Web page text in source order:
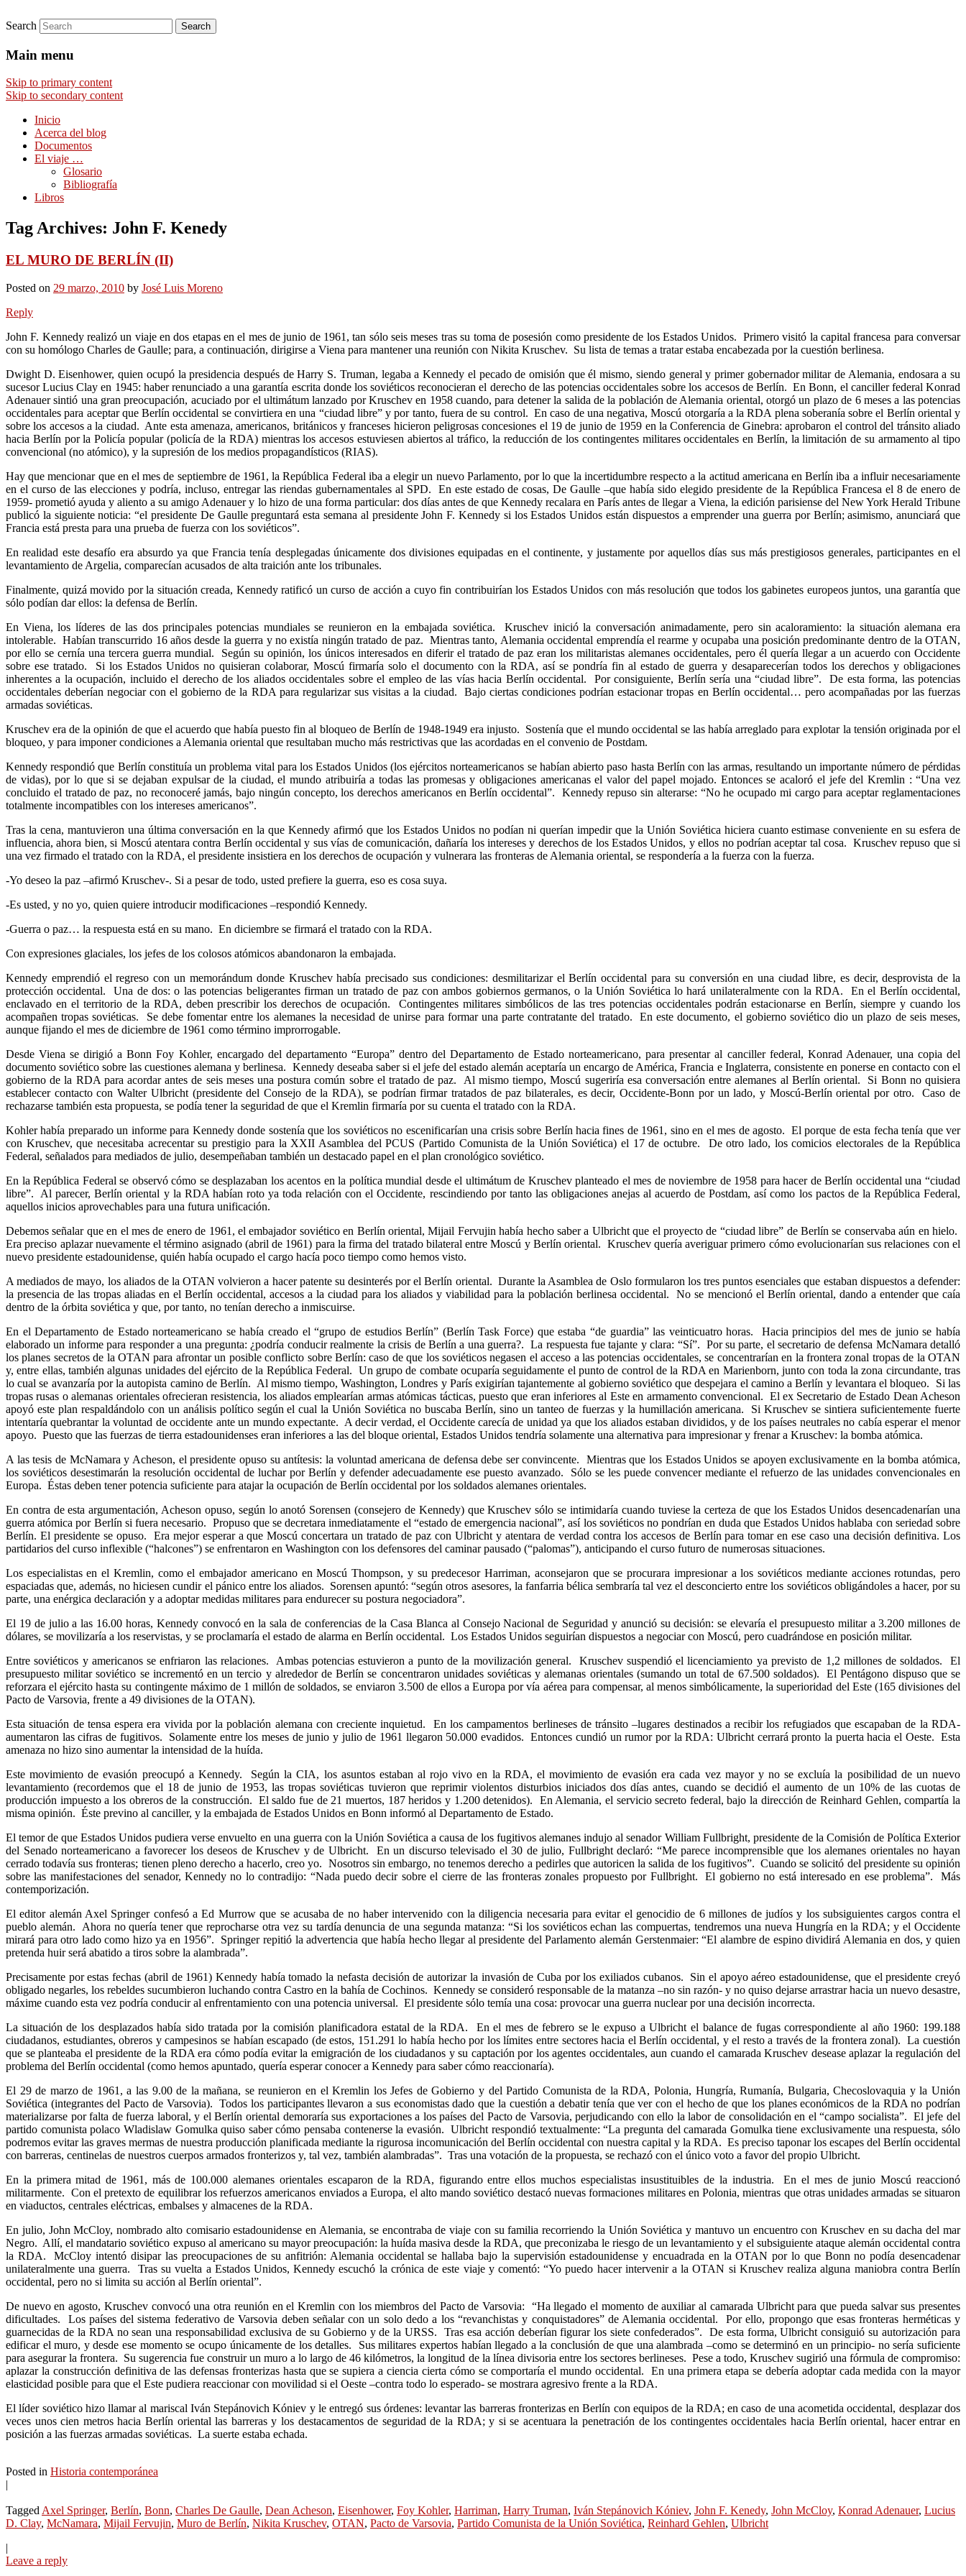
Afán por saber
Comentarios sobre aspectos interesantes y sorprendentes del mundo que nos rodea
Search
Main menu
Skip to primary content
Skip to secondary content
Inicio
Acerca del blog
Documentos
El viaje …
Glosario
Bibliografía
Libros
Tag Archives: John F. Kenedy
EL MURO DE BERLÍN (II)
Posted on 29 marzo, 2010 by José Luis Moreno
Reply
John F. Kennedy realizó un viaje en dos etapas en el mes de junio de 1961, tan sólo seis meses tras su toma de posesión como presidente de los Estados Unidos. Primero visitó la capital francesa para conversar
con su homólogo Charles de Gaulle; para, a continuación, dirigirse a Viena para mantener una reunión con Nikita Kruschev. Su lista de temas a tratar estaba encabezada por la cuestión berlinesa.
Dwight D. Eisenhower, quien ocupó la presidencia después de Harry S. Truman, legaba a Kennedy el pecado de omisión que él mismo, siendo general y primer gobernador militar de Alemania, endosara a su
sucesor Lucius Clay en 1945: haber renunciado a una garantía escrita donde los soviéticos reconocieran el derecho de las potencias occidentales sobre los accesos de Berlín. En Bonn, el canciller federal Konrad
Adenauer sintió una gran preocupación, acuciado por el ultimátum lanzado por Kruschev en 1958 cuando, para detener la salida de la población de Alemania oriental, otorgó un plazo de 6 meses a las potencias
occidentales para aceptar que Berlín occidental se convirtiera en una “ciudad libre” y por tanto, fuera de su control. En caso de una negativa, Moscú otorgaría a la RDA plena soberanía sobre el Berlín oriental y
sobre los accesos a la ciudad. Ante esta amenaza, americanos, británicos y franceses hicieron peligrosas concesiones el 19 de junio de 1959 en la Conferencia de Ginebra: aprobaron el control del tránsito aliado
hacia Berlín por la Policía popular (policía de la RDA) mientras los accesos estuviesen abiertos al tráfico, la reducción de los contingentes militares occidentales en Berlín, la limitación de su armamento al tipo
convencional (no atómico), y la supresión de los medios propagandísticos (RIAS).
Hay que mencionar que en el mes de septiembre de 1961, la República Federal iba a elegir un nuevo Parlamento, por lo que la incertidumbre respecto a la actitud americana en Berlín iba a influir necesariamente
en el curso de las elecciones y podría, incluso, entregar las riendas gubernamentales al SPD. En este estado de cosas, De Gaulle –que había sido elegido presidente de la República Francesa el 8 de enero de
1959- prometió ayuda y aliento a su amigo Adenauer y lo hizo de una forma particular: dos días antes de que Kennedy recalara en París antes de llegar a Viena, la edición parisiense del New York Herald Tribune
publicó la siguiente noticia: “el presidente De Gaulle preguntará esta semana al presidente John F. Kennedy si los Estados Unidos están dispuestos a emprender una guerra por Berlín; asimismo, anunciará que
Francia está presta para una prueba de fuerza con los soviéticos”.
En realidad este desafío era absurdo ya que Francia tenía desplegadas únicamente dos divisiones equipadas en el continente, y justamente por aquellos días sus más prestigiosos generales, participantes en el
levantamiento de Argelia, comparecían acusados de alta traición ante los tribunales.
Finalmente, quizá movido por la situación creada, Kennedy ratificó un curso de acción a cuyo fin contribuirían los Estados Unidos con más resolución que todos los gabinetes europeos juntos, una garantía que
sólo podían dar ellos: la defensa de Berlín.
En Viena, los líderes de las dos principales potencias mundiales se reunieron en la embajada soviética. Kruschev inició la conversación animadamente, pero sin acaloramiento: la situación alemana era
intolerable. Habían transcurrido 16 años desde la guerra y no existía ningún tratado de paz. Mientras tanto, Alemania occidental emprendía el rearme y ocupaba una posición predominante dentro de la OTAN,
por ello se cernía una tercera guerra mundial. Según su opinión, los únicos interesados en diferir el tratado de paz eran los militaristas alemanes occidentales, pero él quería llegar a un acuerdo con Occidente
sobre ese tratado. Si los Estados Unidos no quisieran colaborar, Moscú firmaría solo el documento con la RDA, así se pondría fin al estado de guerra y desaparecerían todos los derechos y obligaciones
inherentes a la ocupación, incluido el derecho de los aliados occidentales sobre el empleo de las vías hacia Berlín occidental. Por consiguiente, Berlín sería una “ciudad libre”. De esta forma, las potencias
occidentales deberían negociar con el gobierno de la RDA para regularizar sus visitas a la ciudad. Bajo ciertas condiciones podrían estacionar tropas en Berlín occidental… pero acompañadas por las fuerzas
armadas soviéticas.
Kruschev era de la opinión de que el acuerdo que había puesto fin al bloqueo de Berlín de 1948-1949 era injusto. Sostenía que el mundo occidental se las había arreglado para explotar la tensión originada por el
bloqueo, y para imponer condiciones a Alemania oriental que resultaban mucho más restrictivas que las acordadas en el convenio de Postdam.
Kennedy respondió que Berlín constituía un problema vital para los Estados Unidos (los ejércitos norteamericanos se habían abierto paso hasta Berlín con las armas, resultando un importante número de pérdidas
de vidas), por lo que si se dejaban expulsar de la ciudad, el mundo atribuiría a todas las promesas y obligaciones americanas el valor del papel mojado. Entonces se acaloró el jefe del Kremlin : “Una vez
concluido el tratado de paz, no reconoceré jamás, bajo ningún concepto, los derechos americanos en Berlín occidental”. Kennedy repuso sin alterarse: “No he ocupado mi cargo para aceptar reglamentaciones
totalmente incompatibles con los intereses americanos”.
Tras la cena, mantuvieron una última conversación en la que Kennedy afirmó que los Estados Unidos no podían ni querían impedir que la Unión Soviética hiciera cuanto estimase conveniente en su esfera de
influencia, ahora bien, si Moscú atentara contra Berlín occidental y sus vías de comunicación, dañaría los intereses y derechos de los Estados Unidos, y ellos no podrían aceptar tal cosa. Kruschev repuso que si
una vez firmado el tratado con la RDA, el presidente insistiera en los derechos de ocupación y vulnerara las fronteras de Alemania oriental, se respondería a la fuerza con la fuerza.
-Yo deseo la paz –afirmó Kruschev-. Si a pesar de todo, usted prefiere la guerra, eso es cosa suya.
-Es usted, y no yo, quien quiere introducir modificaciones –respondió Kennedy.
-Guerra o paz… la respuesta está en su mano. En diciembre se firmará el tratado con la RDA.
Con expresiones glaciales, los jefes de los colosos atómicos abandonaron la embajada.
Kennedy emprendió el regreso con un memorándum donde Kruschev había precisado sus condiciones: desmilitarizar el Berlín occidental para su conversión en una ciudad libre, es decir, desprovista de la
protección occidental. Una de dos: o las potencias beligerantes firman un tratado de paz con ambos gobiernos germanos, o la Unión Soviética lo hará unilateralmente con la RDA. En el Berlín occidental,
enclavado en el territorio de la RDA, deben prescribir los derechos de ocupación. Contingentes militares simbólicos de las tres potencias occidentales podrán estacionarse en Berlín, siempre y cuando los
acompañen tropas soviéticas. Se debe fomentar entre los alemanes la necesidad de unirse para formar una parte contratante del tratado. En este documento, el gobierno soviético dio un plazo de seis meses,
aunque fijando el mes de diciembre de 1961 como término improrrogable.
Desde Viena se dirigió a Bonn Foy Kohler, encargado del departamento “Europa” dentro del Departamento de Estado norteamericano, para presentar al canciller federal, Konrad Adenauer, una copia del
documento soviético sobre las cuestiones alemana y berlinesa. Kennedy deseaba saber si el jefe del estado alemán aceptaría un encargo de América, Francia e Inglaterra, consistente en ponerse en contacto con el
gobierno de la RDA para acordar antes de seis meses una postura común sobre el tratado de paz. Al mismo tiempo, Moscú sugeriría esa conversación entre alemanes al Berlín oriental. Si Bonn no quisiera
establecer contacto con Walter Ulbricht (presidente del Consejo de la RDA), se podrían firmar tratados de paz bilaterales, es decir, Occidente-Bonn por un lado, y Moscú-Berlín oriental por otro. Caso de
rechazarse también esta propuesta, se podía tener la seguridad de que el Kremlin firmaría por su cuenta el tratado con la RDA.
Kohler había preparado un informe para Kennedy donde sostenía que los soviéticos no escenificarían una crisis sobre Berlín hacia fines de 1961, sino en el mes de agosto. El porque de esta fecha tenía que ver
con Kruschev, que necesitaba acrecentar su prestigio para la XXII Asamblea del PCUS (Partido Comunista de la Unión Soviética) el 17 de octubre. De otro lado, los comicios electorales de la República
Federal, señalados para mediados de julio, desempeñaban también un destacado papel en el plan cronológico soviético.
En la República Federal se observó cómo se desplazaban los acentos en la política mundial desde el ultimátum de Kruschev planteado el mes de noviembre de 1958 para hacer de Berlín occidental una “ciudad
libre”. Al parecer, Berlín oriental y la RDA habían roto ya toda relación con el Occidente, rescindiendo por tanto las obligaciones anejas al acuerdo de Postdam, así como los pactos de la República Federal,
aquellos inicios aprovechables para una futura unificación.
Debemos señalar que en el mes de enero de 1961, el embajador soviético en Berlín oriental, Mijail Fervujin había hecho saber a Ulbricht que el proyecto de “ciudad libre” de Berlín se conservaba aún en hielo.
Era preciso aplazar nuevamente el término asignado (abril de 1961) para la firma del tratado bilateral entre Moscú y Berlín oriental. Kruschev quería averiguar primero cómo evolucionarían sus relaciones con el
nuevo presidente estadounidense, quién había ocupado el cargo hacía poco tiempo como hemos visto.
A mediados de mayo, los aliados de la OTAN volvieron a hacer patente su desinterés por el Berlín oriental. Durante la Asamblea de Oslo formularon los tres puntos esenciales que estaban dispuestos a defender:
la presencia de las tropas aliadas en el Berlín occidental, accesos a la ciudad para los aliados y viabilidad para la población berlinesa occidental. No se mencionó el Berlín oriental, dando a entender que caía
dentro de la órbita soviética y que, por tanto, no tenían derecho a inmiscuirse.
En el Departamento de Estado norteamericano se había creado el “grupo de estudios Berlín” (Berlín Task Force) que estaba “de guardia” las veinticuatro horas. Hacia principios del mes de junio se había
elaborado un informe para responder a una pregunta: ¿podría conducir realmente la crisis de Berlín a una guerra?. La respuesta fue tajante y clara: “Sí”. Por su parte, el secretario de defensa McNamara detalló
los planes secretos de la OTAN para afrontar un posible conflicto sobre Berlín: caso de que los soviéticos negasen el acceso a las potencias occidentales, se concentrarían en la frontera zonal tropas de la OTAN
y, entre ellas, también algunas unidades del ejército de la República Federal. Un grupo de combate ocuparía seguidamente el punto de control de la RDA en Marienborn, junto con toda la zona circundante, tras
lo cual se avanzaría por la autopista camino de Berlín. Al mismo tiempo, Washington, Londres y París exigirían tajantemente al gobierno soviético que despejara el camino a Berlín y levantara el bloqueo. Si las
tropas rusas o alemanas orientales ofrecieran resistencia, los aliados emplearían armas atómicas tácticas, puesto que eran inferiores al Este en armamento convencional. El ex Secretario de Estado Dean Acheson
apoyó este plan respaldándolo con un análisis político según el cual la Unión Soviética no buscaba Berlín, sino un tanteo de fuerzas y la humillación americana. Si Kruschev se sintiera suficientemente fuerte
intentaría quebrantar la voluntad de occidente ante un mundo expectante. A decir verdad, el Occidente carecía de unidad ya que los aliados estaban divididos, y de los países neutrales no cabía esperar el menor
apoyo. Puesto que las fuerzas de tierra estadounidenses eran inferiores a las del bloque oriental, Estados Unidos tendría solamente una alternativa para impresionar y frenar a Kruschev: la bomba atómica.
A las tesis de McNamara y Acheson, el presidente opuso su antítesis: la voluntad americana de defensa debe ser convincente. Mientras que los Estados Unidos se apoyen exclusivamente en la bomba atómica,
los soviéticos desestimarán la resolución occidental de luchar por Berlín y defender adecuadamente ese puesto avanzado. Sólo se les puede convencer mediante el refuerzo de las unidades convencionales en
Europa. Éstas deben tener potencia suficiente para atajar la ocupación de Berlín occidental por los soldados alemanes orientales.
En contra de esta argumentación, Acheson opuso, según lo anotó Sorensen (consejero de Kennedy) que Kruschev sólo se intimidaría cuando tuviese la certeza de que los Estados Unidos desencadenarían una
guerra atómica por Berlín si fuera necesario. Propuso que se decretara inmediatamente el “estado de emergencia nacional”, así los soviéticos no pondrían en duda que Estados Unidos hablaba con seriedad sobre
Berlín. El presidente se opuso. Era mejor esperar a que Moscú concertara un tratado de paz con Ulbricht y atentara de verdad contra los accesos de Berlín para tomar en ese caso una decisión definitiva.Los
partidarios del curso inflexible (“halcones”) se enfrentaron en Washington con los defensores del caminar pausado (“palomas”), anticipando el curso futuro de numerosas situaciones.
Los especialistas en el Kremlin, como el embajador americano en Moscú Thompson, y su predecesor Harriman, aconsejaron que se procurara impresionar a los soviéticos mediante acciones rotundas, pero
espaciadas que, además, no hiciesen cundir el pánico entre los aliados. Sorensen apuntó: “según otros asesores, la fanfarria bélica sembraría tal vez el desconcierto entre los soviéticos obligándoles a hacer, por su
parte, una enérgica declaración y a adoptar medidas militares para endurecer su postura negociadora”.
El 19 de julio a las 16.00 horas, Kennedy convocó en la sala de conferencias de la Casa Blanca al Consejo Nacional de Seguridad y anunció su decisión: se elevaría el presupuesto militar a 3.200 millones de
dólares, se movilizaría a los reservistas, y se proclamaría el estado de alarma en Berlín occidental. Los Estados Unidos seguirían dispuestos a negociar con Moscú, pero cuadrándose en posición militar.
Entre soviéticos y americanos se enfriaron las relaciones. Ambas potencias estuvieron a punto de la movilización general. Kruschev suspendió el licenciamiento ya previsto de 1,2 millones de soldados. El
presupuesto militar soviético se incrementó en un tercio y alrededor de Berlín se concentraron unidades soviéticas y alemanas orientales (sumando un total de 67.500 soldados). El Pentágono dispuso que se
reforzara el ejército hasta su contingente máximo de 1 millón de soldados, se enviaron 3.500 de ellos a Europa por vía aérea para compensar, al menos simbólicamente, la superioridad del Este (165 divisiones del
Pacto de Varsovia, frente a 49 divisiones de la OTAN).
Esta situación de tensa espera era vivida por la población alemana con creciente inquietud. En los campamentos berlineses de tránsito –lugares destinados a recibir los refugiados que escapaban de la RDA-
aumentaron las cifras de fugitivos. Solamente entre los meses de junio y julio de 1961 llegaron 50.000 evadidos. Entonces cundió un rumor por la RDA: Ulbricht cerrará pronto la puerta hacia el Oeste. Esta
amenaza no hizo sino aumentar la intensidad de la huída.
Este movimiento de evasión preocupó a Kennedy. Según la CIA, los asuntos estaban al rojo vivo en la RDA, el movimiento de evasión era cada vez mayor y no se excluía la posibilidad de un nuevo
levantamiento (recordemos que el 18 de junio de 1953, las tropas soviéticas tuvieron que reprimir violentos disturbios iniciados dos días antes, cuando se decidió el aumento de un 10% de las cuotas de
producción impuesto a los obreros de la construcción. El saldo fue de 21 muertos, 187 heridos y 1.200 detenidos). En Alemania, el servicio secreto federal, bajo la dirección de Reinhard Gehlen, compartía la
misma opinión. Éste previno al canciller, y la embajada de Estados Unidos en Bonn informó al Departamento de Estado.
El temor de que Estados Unidos pudiera verse envuelto en una guerra con la Unión Soviética a causa de los fugitivos alemanes indujo al senador William Fullbright, presidente de la Comisión de Política Exterior
del Senado norteamericano a favorecer los deseos de Kruschev y de Ulbricht. En un discurso televisado el 30 de julio, Fullbright declaró: “Me parece incomprensible que los alemanes orientales no hayan
cerrado todavía sus fronteras; tienen pleno derecho a hacerlo, creo yo. Nosotros sin embargo, no tenemos derecho a pedirles que autoricen la salida de los fugitivos”. Cuando se solicitó del presidente su opinión
sobre las manifestaciones del senador, Kennedy no lo contradijo: “Nada puedo decir sobre el cierre de las fronteras zonales propuesto por Fullbright. El gobierno no está interesado en ese problema”. Más
contemporización.
El editor alemán Axel Springer confesó a Ed Murrow que se acusaba de no haber intervenido con la diligencia necesaria para evitar el genocidio de 6 millones de judíos y los subsiguientes cargos contra el
pueblo alemán. Ahora no quería tener que reprocharse otra vez su tardía denuncia de una segunda matanza: “Si los soviéticos echan las compuertas, tendremos una nueva Hungría en la RDA; y el Occidente
mirará para otro lado como hizo ya en 1956”. Springer repitió la advertencia que había hecho llegar al presidente del Parlamento alemán Gerstenmaier: “El alambre de espino dividirá Alemania en dos, y quien
pretenda huir será abatido a tiros sobre la alambrada”.
Precisamente por estas fechas (abril de 1961) Kennedy había tomado la nefasta decisión de autorizar la invasión de Cuba por los exiliados cubanos. Sin el apoyo aéreo estadounidense, que el presidente creyó
obligado negarles, los rebeldes sucumbieron luchando contra Castro en la bahía de Cochinos. Kennedy se consideró responsable de la matanza –no sin razón- y no quiso dejarse arrastrar hacia un nuevo desastre,
máxime cuando esta vez podría conducir al enfrentamiento con una potencia universal. El presidente sólo temía una cosa: provocar una guerra nuclear por una decisión incorrecta.
La situación de los desplazados había sido tratada por la comisión planificadora estatal de la RDA. En el mes de febrero se le expuso a Ulbricht el balance de fugas correspondiente al año 1960: 199.188
ciudadanos, estudiantes, obreros y campesinos se habían escapado (de estos, 151.291 lo había hecho por los límites entre sectores hacia el Berlín occidental, y el resto a través de la frontera zonal). La cuestión
que se planteaba el presidente de la RDA era cómo podía evitar la emigración de los ciudadanos y su captación por los agentes occidentales, aun cuando el camarada Kruschev desease aplazar la regulación del
problema del Berlín occidental (como hemos apuntado, quería esperar conocer a Kennedy para saber cómo reaccionaría).
El 29 de marzo de 1961, a las 9.00 de la mañana, se reunieron en el Kremlin los Jefes de Gobierno y del Partido Comunista de la RDA, Polonia, Hungría, Rumanía, Bulgaria, Checoslovaquia y la Unión
Soviética (integrantes del Pacto de Varsovia). Todos los participantes llevaron a sus economistas dado que la cuestión a debatir tenía que ver con el hecho de que los planes económicos de la RDA no podrían
materializarse por falta de fuerza laboral, y el Berlín oriental demoraría sus exportaciones a los países del Pacto de Varsovia, perjudicando con ello la labor de consolidación en el “campo socialista”. El jefe del
partido comunista polaco Wladislaw Gomulka quiso saber cómo pensaba contenerse la evasión. Ulbricht respondió textualmente: “La pregunta del camarada Gomulka tiene exclusivamente una respuesta, sólo
podremos evitar las graves mermas de nuestra producción planificada mediante la rigurosa incomunicación del Berlín occidental con nuestra capital y la RDA. Es preciso taponar los escapes del Berlín occidental
con barreras, centinelas de nuestros cuerpos armados fronterizos y, tal vez, también alambradas”. Tras una votación de la propuesta, se rechazó con el único voto a favor del propio Ulbricht.
En la primera mitad de 1961, más de 100.000 alemanes orientales escaparon de la RDA, figurando entre ellos muchos especialistas insustituibles de la industria. En el mes de junio Moscú reaccionó
militarmente. Con el pretexto de equilibrar los refuerzos americanos enviados a Europa, el alto mando soviético destacó nuevas formaciones militares en Polonia, mientras que otras unidades armadas se situaron
en viaductos, centrales eléctricas, embalses y almacenes de la RDA.
En julio, John McCloy, nombrado alto comisario estadounidense en Alemania, se encontraba de viaje con su familia recorriendo la Unión Soviética y mantuvo un encuentro con Kruschev en su dacha del mar
Negro. Allí, el mandatario soviético expuso al americano su mayor preocupación: la huída masiva desde la RDA, que preconizaba le riesgo de un levantamiento y el subsiguiente ataque alemán occidental contra
la RDA. McCloy intentó disipar las preocupaciones de su anfitrión: Alemania occidental se hallaba bajo la supervisión estadounidense y encuadrada en la OTAN por lo que Bonn no podía desencadenar
unilateralmente una guerra. Tras su vuelta a Estados Unidos, Kennedy escuchó la crónica de este viaje y comentó: “Yo puedo hacer intervenir a la OTAN si Kruschev realiza alguna maniobra contra Berlín
occidental, pero no si limita su acción al Berlín oriental”.
De nuevo en agosto, Kruschev convocó una otra reunión en el Kremlin con los miembros del Pacto de Varsovia: “Ha llegado el momento de auxiliar al camarada Ulbricht para que pueda salvar sus presentes
dificultades. Los países del sistema federativo de Varsovia deben señalar con un solo dedo a los “revanchistas y conquistadores” de Alemania occidental. Por ello, propongo que esas fronteras herméticas y
guarnecidas de la RDA no sean una responsabilidad exclusiva de su Gobierno y de la URSS. Tras esa acción deberían figurar los siete confederados”. De esta forma, Ulbricht consiguió su autorización para
edificar el muro, y desde ese momento se ocupo únicamente de los detalles. Sus militares expertos habían llegado a la conclusión de que una alambrada –como se determinó en un principio- no sería suficiente
para asegurar la frontera. Su sugerencia fue construir un muro a lo largo de 46 kilómetros, la longitud de la línea divisoria entre los sectores berlineses. Pese a todo, Kruschev sugirió una fórmula de compromiso:
aplazar la construcción definitiva de las defensas fronterizas hasta que se supiera a ciencia cierta cómo se comportaría el mundo occidental. En una primera etapa se debería adoptar cada medida con la mayor
elasticidad posible para que el Este pudiera reaccionar con movilidad si el Oeste –contra todo lo esperado- se mostrara agresivo frente a la RDA.
El líder soviético hizo llamar al mariscal Iván Stepánovich Kóniev y le entregó sus órdenes: levantar las barreras fronterizas en Berlín con equipos de la RDA; en caso de una acometida occidental, desplazar dos
veces unos cien metros hacia Berlín oriental las barreras y los destacamentos de seguridad de la RDA; y si se acentuara la penetración de los contingentes occidentales hacia Berlín oriental, hacer entrar en
posición a las fuerzas armadas soviéticas. La suerte estaba echada.
Posted in Historia contemporánea
|
Tagged Axel Springer, Berlín, Bonn, Charles De Gaulle, Dean Acheson, Eisenhower, Foy Kohler, Harriman, Harry Truman, Iván Stepánovich Kóniev, John F. Kenedy, John McCloy, Konrad Adenauer, Lucius
D. Clay, McNamara, Mijail Fervujin, Muro de Berlín, Nikita Kruschev, OTAN, Pacto de Varsovia, Partido Comunista de la Unión Soviética, Reinhard Gehlen, Ulbricht
|
Leave a reply